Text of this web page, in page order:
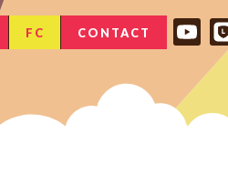
FC CONTACT